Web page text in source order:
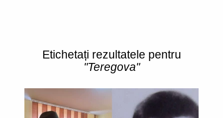
Etichetați rezultatele pentru
"Teregova"